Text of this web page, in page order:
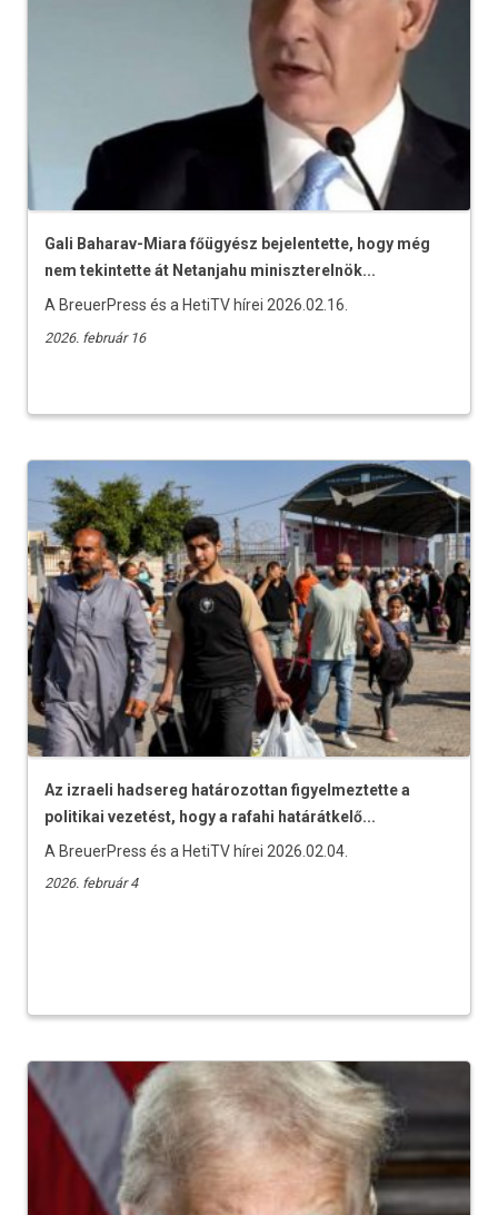
Gali Baharav-Miara főügyész bejelentette, hogy még
nem tekintette át Netanjahu miniszterelnök...
A BreuerPress és a HetiTV hírei 2026.02.16.
2026. február 16
Az izraeli hadsereg határozottan figyelmeztette a
politikai vezetést, hogy a rafahi határátkelő...
A BreuerPress és a HetiTV hírei 2026.02.04.
2026. február 4